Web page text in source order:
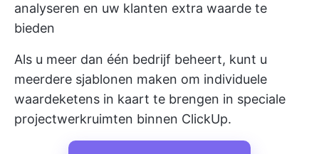
analyseren en uw klanten extra waarde te
bieden
Als u meer dan één bedrijf beheert, kunt u
meerdere sjablonen maken om individuele
waardeketens in kaart te brengen in speciale
projectwerkruimten binnen ClickUp.